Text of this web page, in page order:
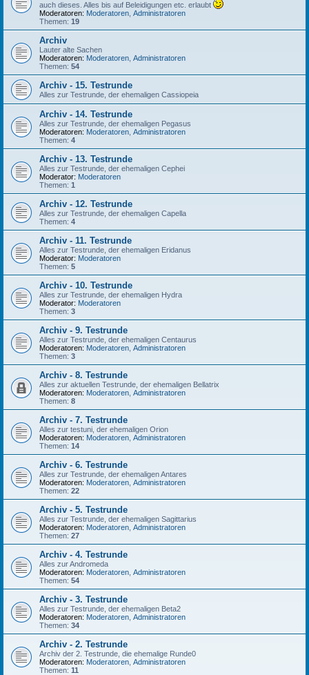
auch dieses. Alles bis auf Beleidigungen etc. erlaubt
Moderatoren: Moderatoren Administratoren
Themen: 19
Archiv
Lauter alte Sachen
Moderatoren: Moderatoren Administratoren
Themen: 54
Archiv - 15. Testrunde
Alles zur Testrunde, der ehemaligen Cassiopeia
Archiv - 14. Testrunde
Alles zur Testrunde, der ehemaligen Pegasus
Moderatoren: Moderatoren Administratoren
Themen: 4
Archiv - 13. Testrunde
Alles zur Testrunde, der ehemaligen Cephei
Moderator: Moderatoren
Themen: 1
Archiv - 12. Testrunde
Alles zur Testrunde, der ehemaligen Capella
Themen: 4
Archiv - 11. Testrunde
Alles zur Testrunde, der ehemaligen Eridanus
Moderator: Moderatoren
Themen: 5
Archiv - 10. Testrunde
Alles zur Testrunde, der ehemaligen Hydra
Moderator: Moderatoren
Themen: 3
Archiv - 9. Testrunde
Alles zur Testrunde, der ehemaligen Centaurus
Moderatoren: Moderatoren Administratoren
Themen: 3
Archiv - 8. Testrunde
Alles zur aktuellen Testrunde, der ehemaligen Bellatrix
Moderatoren: Moderatoren Administratoren
Themen: 8
Archiv - 7. Testrunde
Alles zur testuni, der ehemaligen Orion
Moderatoren: Moderatoren Administratoren
Themen: 14
Archiv - 6. Testrunde
Alles zur Testrunde, der ehemaligen Antares
Moderatoren: Moderatoren Administratoren
Themen: 22
Archiv - 5. Testrunde
Alles zur Testrunde, der ehemaligen Sagittarius
Moderatoren: Moderatoren Administratoren
Themen: 27
Archiv - 4. Testrunde
Alles zur Andromeda
Moderatoren: Moderatoren Administratoren
Themen: 54
Archiv - 3. Testrunde
Alles zur Testrunde, der ehemaligen Beta2
Moderatoren: Moderatoren Administratoren
Themen: 34
Archiv - 2. Testrunde
Archiv der 2. Testrunde, die ehemalige Runde0
Moderatoren: Moderatoren Administratoren
Themen: 11